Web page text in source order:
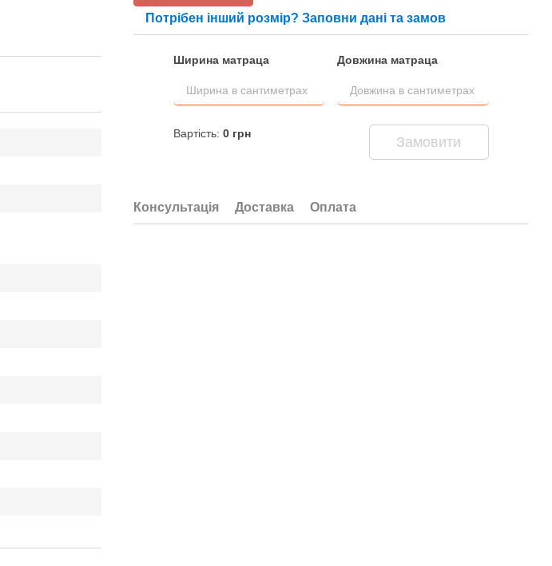
Потрібен інший розмір? Заповни дані та замов
Ширина матраца Довжина матраца
Вартість: 0грн
Замовити
Консультація Доставка Оплата